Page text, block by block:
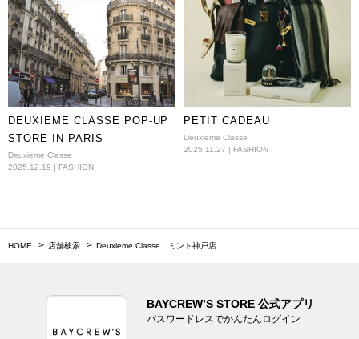
DEUXIEME CLASSE POP-UP
STORE IN PARIS
Deuxieme Classe
2025.12.19 | FASHION
PETIT CADEAU
Deuxieme Classe
2025.11.27 | FASHION
HOME 店舗検索 Deuxieme Classe ミント神戸店
BAYCREW’S STORE 公式アプリ
パスワードレスでかんたんログイン